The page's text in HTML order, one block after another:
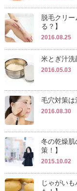
脱毛クリー
る？】
2016.08.25
米とぎ汁洗
2016.05.03
毛穴対策は
2016.08.30
冬の乾燥肌
策！】
2015.10.02
じゃがい